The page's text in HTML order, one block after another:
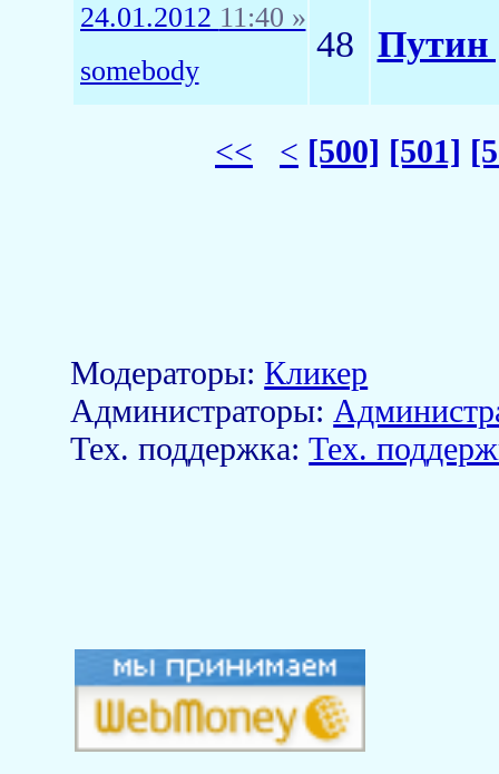
24.01.2012 11:40 »
somebody
48 Путин
<< < [500] [501]
Модераторы:Кликер
Aдминистраторы:
Тех. поддержка:Тех.